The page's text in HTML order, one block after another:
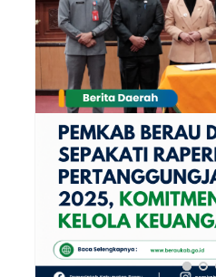
IPKD
DATA TERBUKA
BERITA